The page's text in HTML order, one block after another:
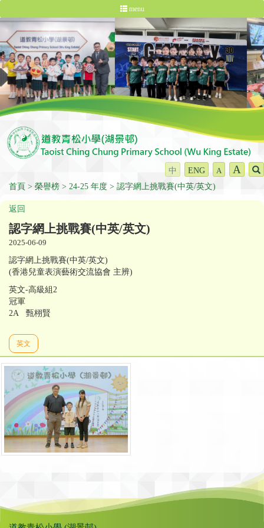
menu
中 ENG A A
首頁 榮譽榜 24-25 年度 認字網上挑戰賽(中英/英文)
返回
認字網上挑戰賽(中英/英文)
2025-06-09
認字網上挑戰賽(中英/英文)
(香港兒童表演藝術交流協會 主辨)
英文-高級組2
冠軍
2A 甄栩賢
英文